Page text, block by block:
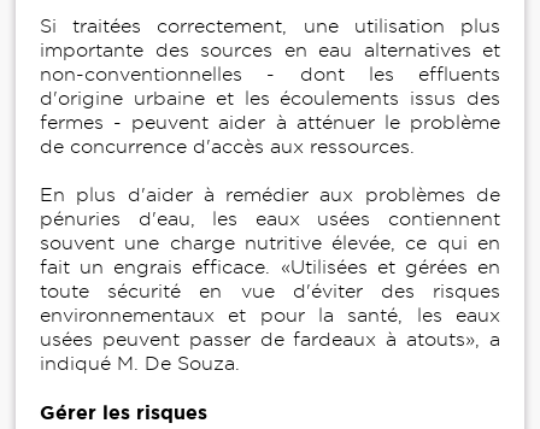
Si traitées correctement, une utilisation plus
importante des sources en eau alternatives et
non-conventionnelles - dont les effluents
d'origine urbaine et les écoulements issus des
fermes - peuvent aider à atténuer le problème
de concurrence d'accès aux ressources.
En plus d'aider à remédier aux problèmes de
pénuries d'eau, les eaux usées contiennent
souvent une charge nutritive élevée, ce qui en
fait un engrais efficace. «Utilisées et gérées en
toute sécurité en vue d'éviter des risques
environnementaux et pour la santé, les eaux
usées peuvent passer de fardeaux à atouts», a
indiqué M. De Souza.
Gérer les risques